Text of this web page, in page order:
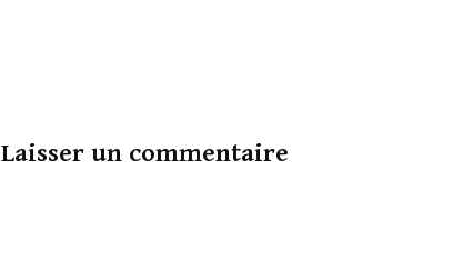
Laisser un commentaire